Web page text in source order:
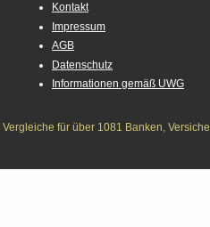
Kontakt
Impressum
AGB
Datenschutz
Informationen gemäß UWG
für über 1081 Banken,